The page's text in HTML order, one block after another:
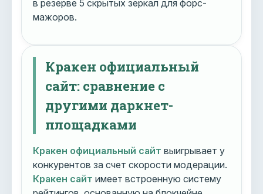
в резерве 5 скрытых зеркал для форс-
мажоров.
Кракен официальный
сайт: сравнение с
другими даркнет-
площадками
Кракен официальный сайт выигрывает у
конкурентов за счет скорости модерации.
Кракен сайт имеет встроенную систему